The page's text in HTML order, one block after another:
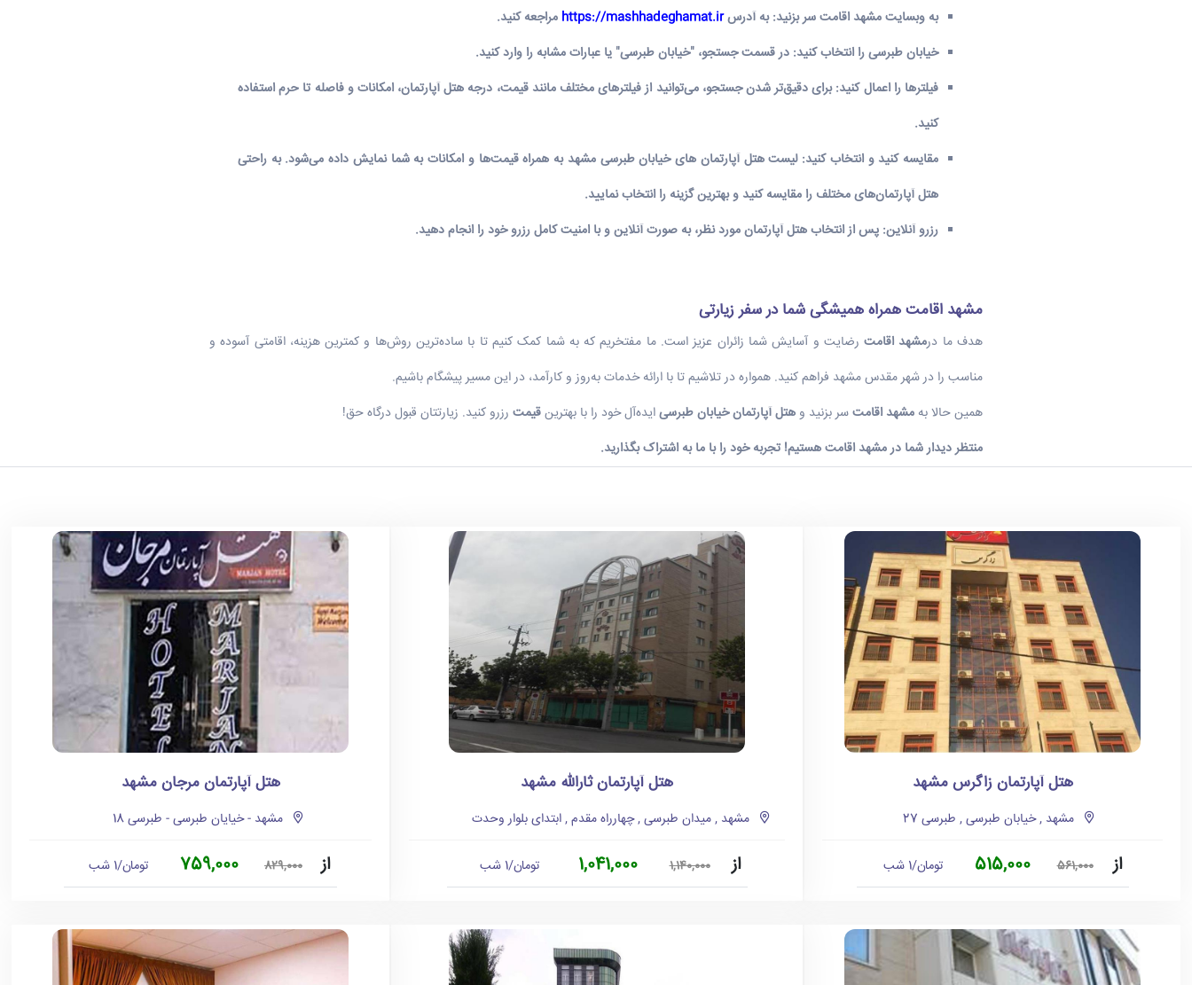
به وبسایت مشهد اقامت سر بزنید:به آدرسhttps://mashhadeghamat.ir مراجعه کنید.
خیابان طبرسی را انتخاب کنید: در قسمت جستجو، "خیابان طبرسی" یا عبارات مشابه را وارد کنید.
فیلترها را اعمال کنید:برای دقیق‌تر شدن جستجو، می‌توانید از فیلترهای مختلف مانندقیمت، درجه هتل آپارتمان، امکانات و فاصله تا حرم استفاده
کنید.
مقایسه کنید و انتخاب کنید: لیستهتل آپارتمان های خیابان طبرسی مشهد به همراهقیمت‌ها و امکانات به شما نمایش داده می‌شود. به راحتی
هتل آپارتمان‌های مختلف را مقایسه کنید و بهترین گزینه را انتخاب نمایید.
رزرو آنلاین: پس از انتخابهتل آپارتمانمورد نظر، به صورت آنلاین و با امنیت کامل رزرو خود را انجام دهید.
مشهد اقامتهمراه همیشگی شما در سفر زیارتی
هدف ما درمشهد اقامترضایت و آسایش شما زائران عزیز است. ما مفتخریم که به شما کمک کنیم تا با ساده‌ترین روش‌ها و کمترین هزینه، اقامتی آسوده و
مناسب را در شهر مقدس مشهد فراهم کنید. همواره در تلاشیم تا با ارائه خدمات به‌روز و کارآمد، در این مسیر پیشگام باشیم.
همین حالا به مشهد اقامتسر بزنید و هتل آپارتمان خیابان طبرسیایده‌آل خود را با بهترینقیمت رزرو کنید. زیارتتان قبول درگاه حق!
منتظر دیدار شما در مشهد اقامت هستیم! تجربه خود را با ما به اشتراک بگذارید.
هتل آپارتمان زاگرس مشهد
مشهد , خیابان طبرسی , طبرسی 27
از 561,000
515,000 تومان/1 شب
هتل آپارتمان ثارالله مشهد
مشهد , میدان طبرسی , چهارراه مقدم , ابتدای بلوار وحدت
از 1,140,000
1,041,000 تومان/1 شب
هتل آپارتمان مرجان مشهد
مشهد - خیایان طبرسی - طبرسی 18
از 829,000
759,000 تومان/1 شب